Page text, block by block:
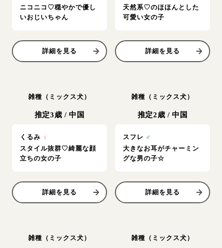
ニコニコ♡穏やかで優し
いおじいちゃん
詳細を見る
天然系♡のほほんとした
可愛い女の子
詳細を見る
雑種（ミックス犬）
推定3歳 / 中国
くるみ ♀
スタイル抜群♡綺麗な顔
立ちの女の子
詳細を見る
雑種（ミックス犬）
推定2歳 / 中国
スフレ ♂
大きなお耳がチャーミン
グな男の子☆
詳細を見る
雑種（ミックス犬） 雑種（ミックス犬）